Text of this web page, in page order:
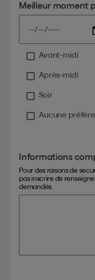
Meilleur moment
Avant-midi
Après-midi
Soir
Aucune
Informations
Pour des raisons de
pas inscrire de
demandés.